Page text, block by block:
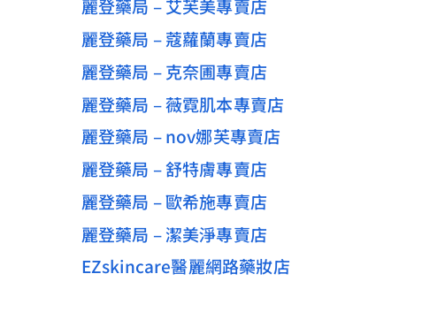
麗登藥局 – 艾芙美專賣店
麗登藥局 – 蔻蘿蘭專賣店
麗登藥局 – 克奈圃專賣店
麗登藥局 – 薇霓肌本專賣店
麗登藥局 – nov娜芙專賣店
麗登藥局 – 舒特膚專賣店
麗登藥局 – 歐希施專賣店
麗登藥局 – 潔美淨專賣店
EZskincare醫麗網路藥妝店